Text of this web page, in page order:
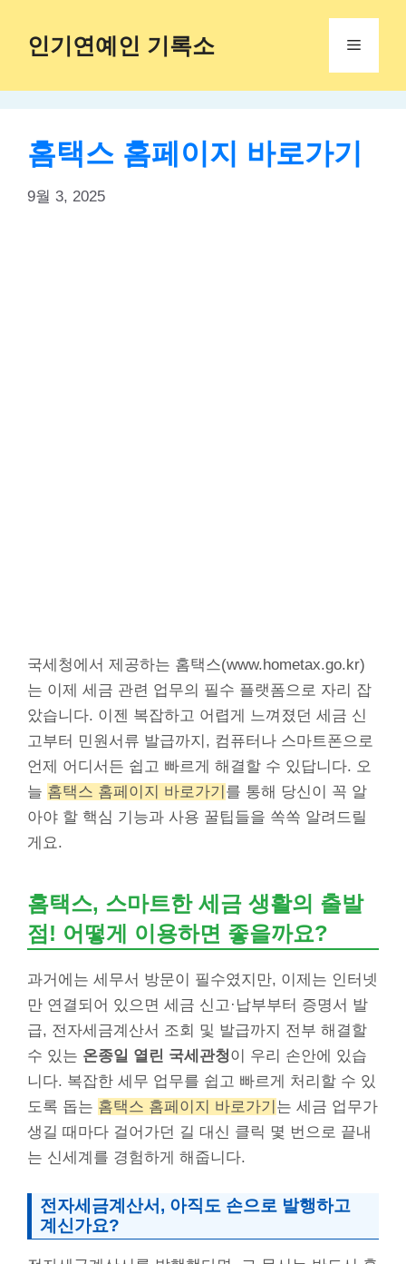
content
인기연예인 기록소 Menu
홈택스 홈페이지 바로가기
9월 3, 2025
국세청에서 제공하는 홈택스(www.hometax.go.kr)
는 이제 세금 관련 업무의 필수 플랫폼으로 자리 잡
았습니다. 이젠 복잡하고 어렵게 느껴졌던 세금 신
고부터 민원서류 발급까지, 컴퓨터나 스마트폰으로
언제 어디서든 쉽고 빠르게 해결할 수 있답니다. 오
늘 홈택스 홈페이지 바로가기 를 통해 당신이 꼭 알
아야 할 핵심 기능과 사용 꿀팁들을 쏙쏙 알려드릴
게요.
홈택스, 스마트한 세금 생활의 출발
점! 어떻게 이용하면 좋을까요?
과거에는 세무서 방문이 필수였지만, 이제는 인터넷
만 연결되어 있으면 세금 신고·납부부터 증명서 발
급, 전자세금계산서 조회 및 발급까지 전부 해결할
수 있는 온종일 열린 국세관청이 우리 손안에 있습
니다. 복잡한 세무 업무를 쉽고 빠르게 처리할 수 있
도록 돕는 홈택스 홈페이지 바로가기 는 세금 업무가
생길 때마다 걸어가던 길 대신 클릭 몇 번으로 끝내
는 신세계를 경험하게 해줍니다.
전자세금계산서, 아직도 손으로 발행하고
계신가요?